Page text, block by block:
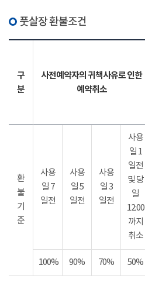
풋살장 환불조건
구
분
사전예약자의 귀책사유로 인한
예약취소
환
불
기
준
사용
일 7
일전
사용
일 5
일전
사용
일 3
일전
사용
일 1
일전
및 당
일
12:00
까지
취소
100% 90% 70% 50%